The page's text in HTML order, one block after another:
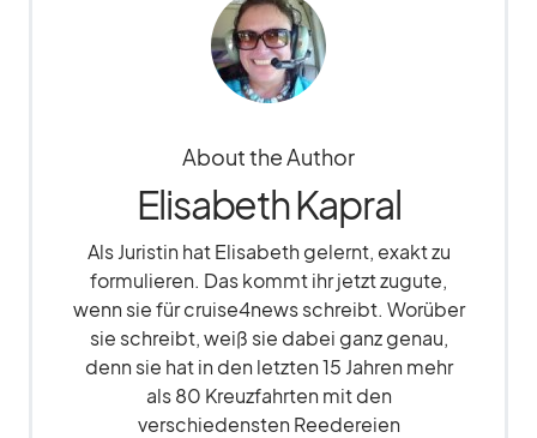
About the Author
Elisabeth Kapral
Als Juristin hat Elisabeth gelernt, exakt zu
formulieren. Das kommt ihr jetzt zugute,
wenn sie für cruise4news schreibt. Worüber
sie schreibt, weiß sie dabei ganz genau,
denn sie hat in den letzten 15 Jahren mehr
als 80 Kreuzfahrten mit den
verschiedensten Reedereien